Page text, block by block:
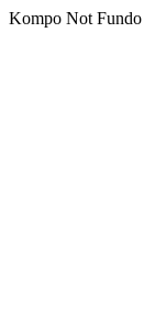
Kompo Not Fundo